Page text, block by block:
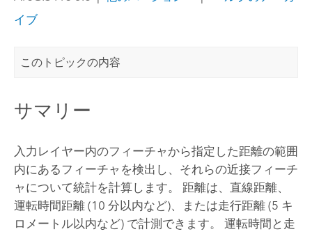
イブ
このトピックの内容
サマリー
入力レイヤー内のフィーチャから指定した距離の範囲
内にあるフィーチャを検出し、それらの近接フィーチ
ャについて統計を計算します。 距離は、直線距離、
運転時間距離 (10 分以内など)、または走行距離 (5 キ
ロメートル以内など) で計測できます。 運転時間と走